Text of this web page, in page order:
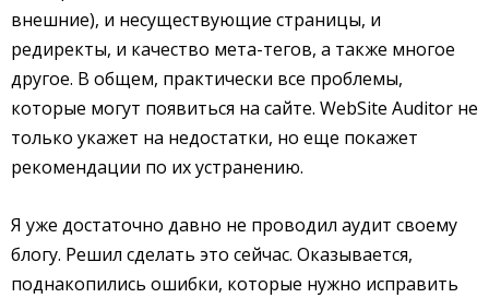
внешние), и несуществующие страницы, и
редиректы, и качество мета-тегов, а также многое
другое. В общем, практически все проблемы,
которые могут появиться на сайте. WebSite Auditor не
только укажет на недостатки, но еще покажет
рекомендации по их устранению.
Я уже достаточно давно не проводил аудит своему
блогу. Решил сделать это сейчас. Оказывается,
поднакопились ошибки, которые нужно исправить